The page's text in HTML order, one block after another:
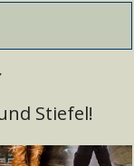
Stiefel!